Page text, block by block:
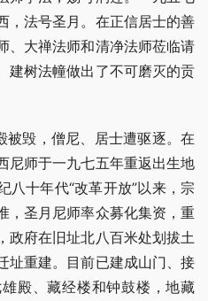
，法号圣月。在正信居士的善
、大禅法师和清净法师莅临请
建树法幢做出了不可磨灭的贡
被毁，僧尼、居士遭驱逐。在
尼师于一九七五年重返出生地
八十年代“改革开放”以来，宗
，圣月尼师率众募化集资，重
政府在旧址北八百米处划拔土
址重建。目前已建成山门、接
殿、藏经楼和钟鼓楼，地藏